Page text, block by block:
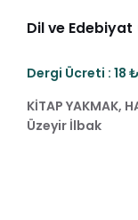
Dil ve Edebiyat
Dergi Ücreti : 18 ₺
KİTAP YAKMAK,
Üzeyir İlbak